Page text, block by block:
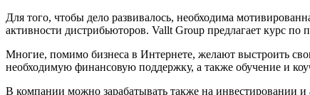
Для того, чтобы дело развивалось, необходима
активности дистрибьюторов. Vallt Group предлагает курс
Многие, помимо бизнеса в Интернете, желают выстроить
необходимую финансовую поддержку, а также обучение и
В компании можно зарабатывать также на инвестировании